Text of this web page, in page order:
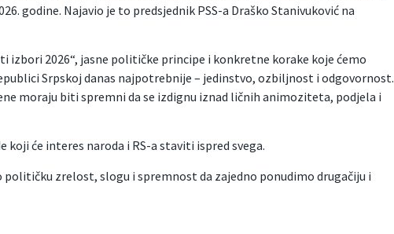
godine. Najavio je to predsjednik PSS-a Draško Stanivuković na
izbori 2026“, jasne političke principe i konkretne korake koje ćemo
Srpskoj danas najpotrebnije – jedinstvo, ozbiljnost i odgovornost.
moraju biti spremni da se izdignu iznad ličnih animoziteta, podjela i
koji će interes naroda i RS-a staviti ispred svega.
političku zrelost, slogu i spremnost da zajedno ponudimo drugačiju i